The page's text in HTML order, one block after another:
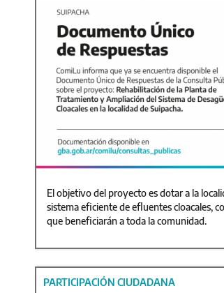
El objetivo del proyecto es dotar a la
sistema eficiente de efluentes cloacales,
que beneficiarán a toda la comunidad.
PARTICIPACIÓN CIUDADANA